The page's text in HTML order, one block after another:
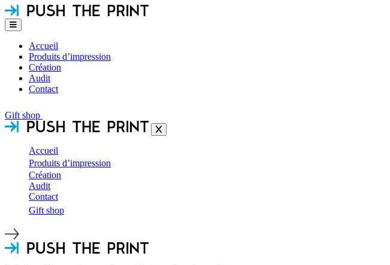
Accueil
Produits d’impression
Création
Audit
Contact
Gift shop
Accueil
Produits d’impression
Création
Audit
Contact
Gift shop